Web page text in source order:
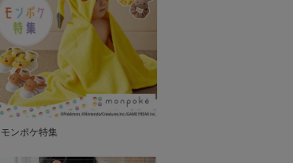
モンポケ特集